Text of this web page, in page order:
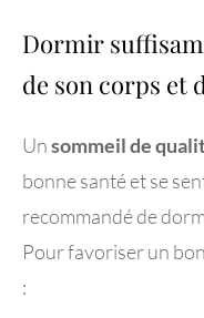
Dormir
de son corps et
Unsommeil de
bonne santé et se
recommandé de
Pour favoriser un
: